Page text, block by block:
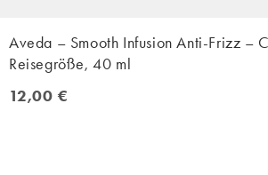
Aveda – Smooth Infusion Anti-Frizz –
Reisegröße, 40 ml
12,00 €
12,00 €